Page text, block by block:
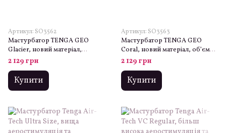
Артикул: SO3562
Мастурбатор TENGA GEO
Glacier, новий матеріал,
інтенсивні блоки, новий
рівень розвитку Tenga Egg
2 129 грн
Купити
Артикул: SO3563
Мастурбатор TENGA GEO
Coral, новий матеріал, об’ємні
зірки, новий ступінь розвитку
Tenga Egg
2 129 грн
Купити